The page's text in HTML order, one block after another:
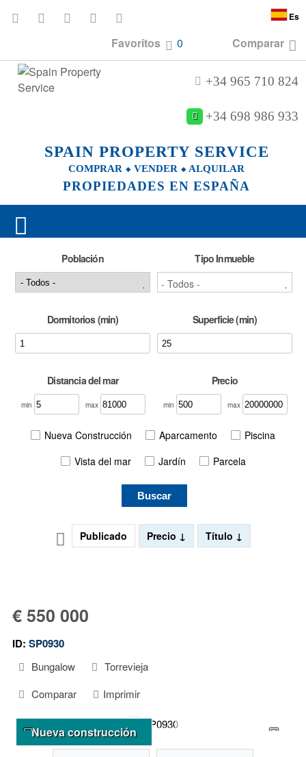
Favoritos 0 Comparar
Es
SPAIN PROPERTY SERVICE
COMPRAR ⬥ VENDER ⬥ ALQUILAR
PROPIEDADES EN ESPAÑA
+34 965 710 824
+34 698 986 933
Población Tipo Inmueble
Dormitorios (min) Superficie (min)
Distancia del mar
min max
Precio
min max
Nueva Construcción Aparcamento
Piscina
Vista del mar
Jardín Parcela
Buscar
Publicado Precio Título
€ 550 000
ID: SP0930
Bungalow
Torrevieja
Comparar
Imprimir
Nueva construcción